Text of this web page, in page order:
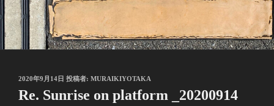
投
稿
日:
2020年9月14日 投稿者: MURAIKIYOTAKA
Re. Sunrise on platform _20200914